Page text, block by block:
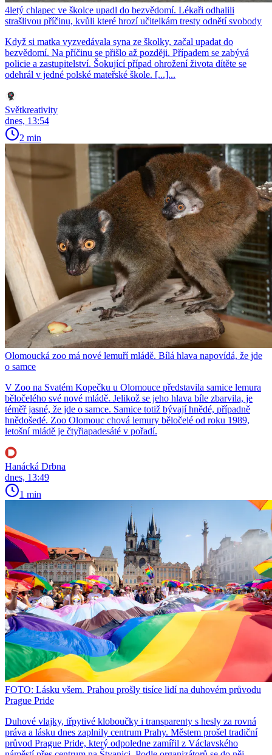
4letý chlapec ve školce upadl do bezvědomí. Lékaři odhalili
strašlivou příčinu, kvůli které hrozí učitelkám tresty odnětí svobody
Když si matka vyzvedávala syna ze školky, začal upadat do
bezvědomí. Na příčinu se přišlo až později. Případem se zabývá
policie a zastupitelství. Šokující případ ohrožení života dítěte se
odehrál v jedné polské mateřské škole. [...]...
Světkreativity
dnes, 13:54
2 min
Olomoucká zoo má nové lemuří mládě. Bílá hlava napovídá, že jde
o samce
V Zoo na Svatém Kopečku u Olomouce představila samice lemura
běločelého své nové mládě. Jelikož se jeho hlava bíle zbarvila, je
téměř jasné, že jde o samce. Samice totiž bývají hnědé, případně
hnědošedé. Zoo Olomouc chová lemury běločelé od roku 1989,
letošní mládě je čtyřiapadesáté v pořadí.
Hanácká Drbna
dnes, 13:49
1 min
FOTO: Lásku všem. Prahou prošly tisíce lidí na duhovém průvodu
Prague Pride
Duhové vlajky, třpytivé kloboučky i transparenty s hesly za rovná
práva a lásku dnes zaplnily centrum Prahy. Městem prošel tradiční
průvod Prague Pride, který odpoledne zamířil z Václavského